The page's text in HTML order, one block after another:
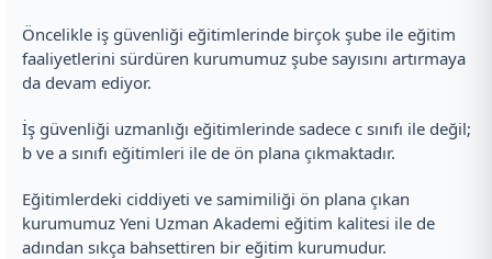
Öncelikle iş güvenliği eğitimlerinde birçok şube ile eğitim
faaliyetlerini sürdüren kurumumuz şube sayısını artırmaya
da devam ediyor.
İş güvenliği uzmanlığı eğitimlerinde sadece c sınıfı ile değil;
b ve a sınıfı eğitimleri ile de ön plana çıkmaktadır.
Eğitimlerdeki ciddiyeti ve samimiliği ön plana çıkan
kurumumuz Yeni Uzman Akademi eğitim kalitesi ile de
adından sıkça bahsettiren bir eğitim kurumudur.